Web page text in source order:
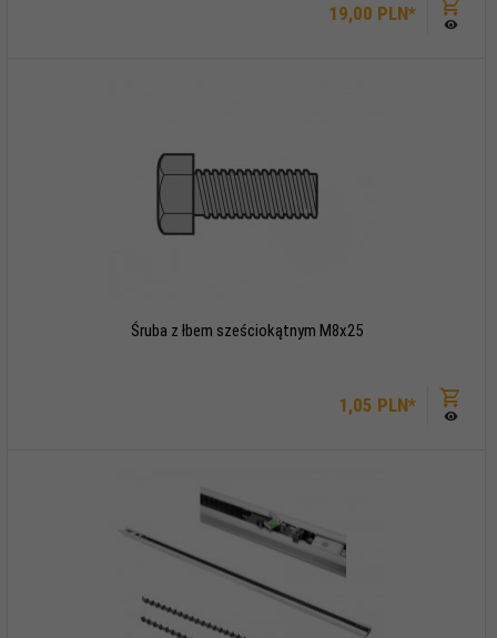
19,00 PLN*
1,05 PLN*
Śruba z łbem sześciokątnym M8x25